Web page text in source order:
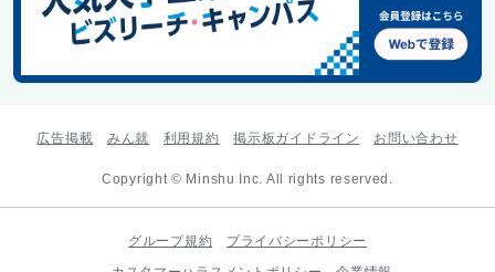
広告掲載 みん就 利用規約 掲示板ガイドライン お問い合わせ
Copyright © Minshu Inc. All rights reserved.
グループ規約
プライバシーポリシー